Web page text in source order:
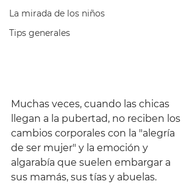
La mirada de los niños
Tips generales
Muchas veces, cuando las chicas
llegan a la pubertad, no reciben los
cambios corporales con la "alegría
de ser mujer" y la emoción y
algarabía que suelen embargar a
sus mamás, sus tías y abuelas.